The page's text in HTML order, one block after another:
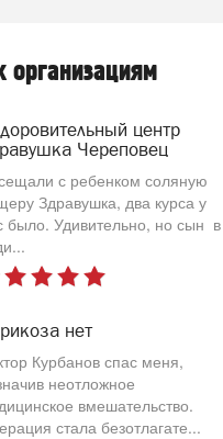
центр
Череповец
с ребенком соляную
Здравушка, два курса у
было. Удивительно, но сын в
нет
Курбанов спас меня,
неотложное
вмешательство.
стала безотлагате...